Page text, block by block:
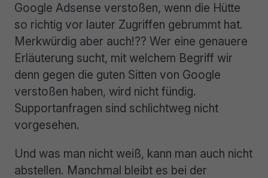
Google Adsense verstoßen, wenn die Hütte
so richtig vor lauter Zugriffen gebrummt hat.
Merkwürdig aber auch!?? Wer eine genauere
Erläuterung sucht, mit welchem Begriff wir
denn gegen die guten Sitten von Google
verstoßen haben, wird nicht fündig.
Supportanfragen sind schlichtweg nicht
vorgesehen.
Und was man nicht weiß, kann man auch nicht
abstellen. Manchmal bleibt es bei der